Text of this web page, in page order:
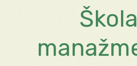
Škola